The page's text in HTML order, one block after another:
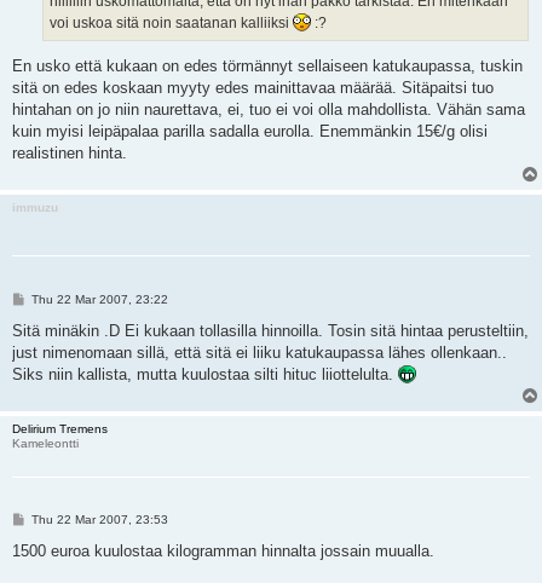
voi uskoa sitä noin saatanan kalliiksi
:?
En usko että kukaan on edes törmännyt sellaiseen katukaupassa, tuskin
sitä on edes koskaan myyty edes mainittavaa määrää. Sitäpaitsi tuo
hintahan on jo niin naurettava, ei, tuo ei voi olla mahdollista. Vähän sama
kuin myisi leipäpalaa parilla sadalla eurolla. Enemmänkin 15€/g olisi
realistinen hinta.
immuzu
P
s
Thu 22 Mar 2007, 23:22
Sitä minäkin .D Ei kukaan tollasilla hinnoilla. Tosin sitä hintaa perusteltiin,
just nimenomaan sillä, että sitä ei liiku katukaupassa lähes ollenkaan..
Siks niin kallista, mutta kuulostaa silti hituc liiottelulta.
Delirium Tremens
Kameleontti
P
s
Thu 22 Mar 2007, 23:53
1500 euroa kuulostaa kilogramman hinnalta jossain muualla.